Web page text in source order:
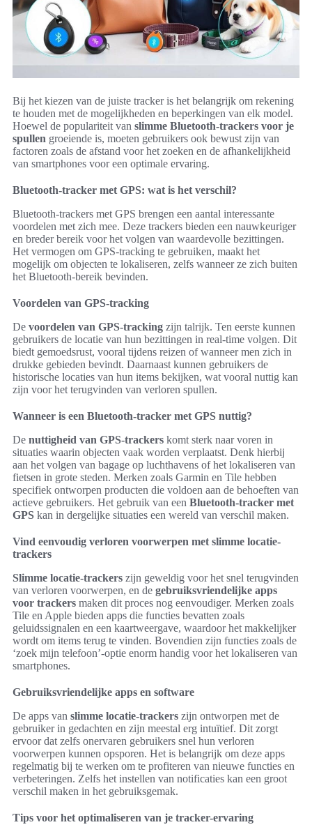
Bij het kiezen van de juiste tracker is het belangrijk om rekening
te houden met de mogelijkheden en beperkingen van elk model.
Hoewel de populariteit van slimme Bluetooth-trackers voor je
spullen groeiende is, moeten gebruikers ook bewust zijn van
factoren zoals de afstand voor het zoeken en de afhankelijkheid
van smartphones voor een optimale ervaring.
Bluetooth-tracker met GPS: wat is het verschil?
Bluetooth-trackers met GPS brengen een aantal interessante
voordelen met zich mee. Deze trackers bieden een nauwkeuriger
en breder bereik voor het volgen van waardevolle bezittingen.
Het vermogen om GPS-tracking te gebruiken, maakt het
mogelijk om objecten te lokaliseren, zelfs wanneer ze zich buiten
het Bluetooth-bereik bevinden.
Voordelen van GPS-tracking
De voordelen van GPS-tracking zijn talrijk. Ten eerste kunnen
gebruikers de locatie van hun bezittingen in real-time volgen. Dit
biedt gemoedsrust, vooral tijdens reizen of wanneer men zich in
drukke gebieden bevindt. Daarnaast kunnen gebruikers de
historische locaties van hun items bekijken, wat vooral nuttig kan
zijn voor het terugvinden van verloren spullen.
Wanneer is een Bluetooth-tracker met GPS nuttig?
De nuttigheid van GPS-trackers komt sterk naar voren in
situaties waarin objecten vaak worden verplaatst. Denk hierbij
aan het volgen van bagage op luchthavens of het lokaliseren van
fietsen in grote steden. Merken zoals Garmin en Tile hebben
specifiek ontworpen producten die voldoen aan de behoeften van
actieve gebruikers. Het gebruik van een Bluetooth-tracker met
GPS kan in dergelijke situaties een wereld van verschil maken.
Vind eenvoudig verloren voorwerpen met slimme locatie-
trackers
Slimme locatie-trackers zijn geweldig voor het snel terugvinden
van verloren voorwerpen, en de gebruiksvriendelijke apps
voor trackers maken dit proces nog eenvoudiger. Merken zoals
Tile en Apple bieden apps die functies bevatten zoals
geluidssignalen en een kaartweergave, waardoor het makkelijker
wordt om items terug te vinden. Bovendien zijn functies zoals de
‘zoek mijn telefoon’-optie enorm handig voor het lokaliseren van
smartphones.
Gebruiksvriendelijke apps en software
De apps van slimme locatie-trackers zijn ontworpen met de
gebruiker in gedachten en zijn meestal erg intuïtief. Dit zorgt
ervoor dat zelfs onervaren gebruikers snel hun verloren
voorwerpen kunnen opsporen. Het is belangrijk om deze apps
regelmatig bij te werken om te profiteren van nieuwe functies en
verbeteringen. Zelfs het instellen van notificaties kan een groot
verschil maken in het gebruiksgemak.
Tips voor het optimaliseren van je tracker-ervaring